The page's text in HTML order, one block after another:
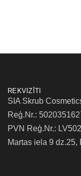
REKVIZĪTI
SIA Skrub
Reģ.Nr.:
PVN Reģ.Nr.:
Martas iela 9 dz.25,